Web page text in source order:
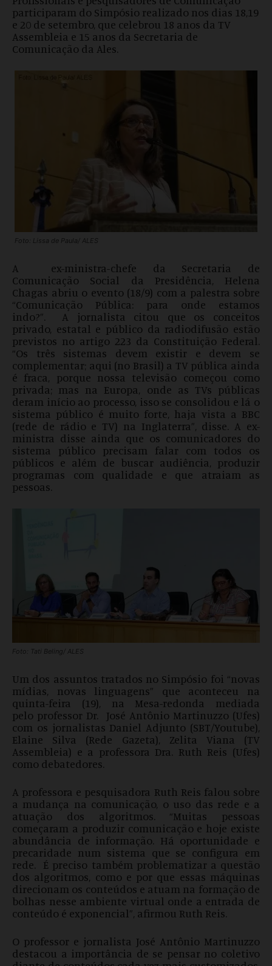
participaram do Simpósio realizado nos dias 18,19
e 20 de setembro, que celebrou 18 anos da TV
Assembleia e 15 anos da Secretaria de
Comunicação da Ales.
Foto: Lissa de Paula/ ALES
A ex-ministra-chefe da Secretaria de
Comunicação Social da Presidência, Helena
Chagas abriu o evento (18/9) com a palestra sobre
“Comunicação Pública: para onde estamos
indo?”. A jornalista citou que os conceitos
privado, estatal e público da radiodifusão estão
previstos no artigo 223 da Constituição Federal.
“Os três sistemas devem existir e devem se
complementar; aqui (no Brasil) a TV pública ainda
é fraca, porque nossa televisão começou como
privada; mas na Europa, onde as TVs públicas
deram início ao processo, isso se consolidou e lá o
sistema público é muito forte, haja vista a BBC
(rede de rádio e TV) na Inglaterra”, disse. A ex-
ministra disse ainda que os comunicadores do
sistema público precisam falar com todos os
públicos e além de buscar audiência, produzir
programas com qualidade e que atraiam as
pessoas.
Foto: Tati Beling/ ALES
Um dos assuntos tratados no Simpósio foi “novas
mídias, novas linguagens” que aconteceu na
quinta-feira (19), na Mesa-redonda mediada
pelo professor Dr. José Antônio Martinuzzo (Ufes)
com os jornalistas Daniel Adjunto (SBT/Youtube),
Elaine Silva (Rede Gazeta), Zelita Viana (TV
Assembleia) e a professora Dra. Ruth Reis (Ufes)
como debatedores.
A professora e pesquisadora Ruth Reis falou sobre
a mudança na comunicação, o uso das rede e a
atuação dos algoritmos. “Muitas pessoas
começaram a produzir comunicação e hoje existe
abundância de informação. Há oportunidade e
precaridade num sistema que se configura em
rede. É preciso também problematizar a questão
dos algoritmos, como e por que essas máquinas
direcionam os conteúdos e atuam na formação de
bolhas nesse ambiente virtual onde a entrada de
conteúdo é exponencial”, afirmou Ruth Reis.
O professor e jornalista José Antônio Martinuzzo
destacou a importância de se pensar no coletivo